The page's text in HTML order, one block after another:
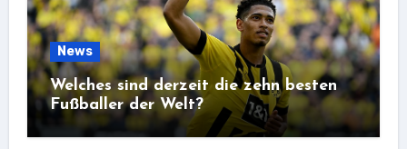
News
Welches sind derzeit die zehn besten
Fußballer der Welt?